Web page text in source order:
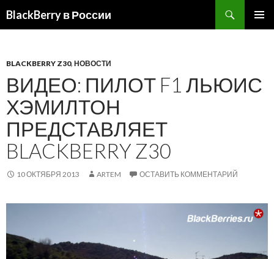
BlackBerry в России
BLACKBERRY Z30, НОВОСТИ
ВИДЕО: ПИЛОТ F1 ЛЬЮИС
ХЭМИЛТОН
ПРЕДСТАВЛЯЕТ
BLACKBERRY Z30
10 ОКТЯБРЯ 2013 ARTEM ОСТАВИТЬ КОММЕНТАРИЙ